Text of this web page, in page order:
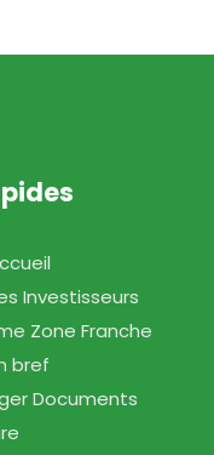
Zone Franche
bref
Documents